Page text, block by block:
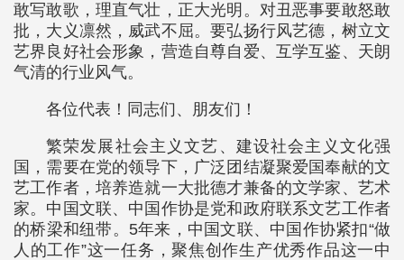
敢写敢歌，理直气壮，正大光明。对丑恶事要敢怒敢
批，大义凛然，威武不屈。要弘扬行风艺德，树立文
艺界良好社会形象，营造自尊自爱、互学互鉴、天朗
气清的行业风气。
各位代表！同志们、朋友们！
繁荣发展社会主义文艺、建设社会主义文化强
国，需要在党的领导下，广泛团结凝聚爱国奉献的文
艺工作者，培养造就一大批德才兼备的文学家、艺术
家。中国文联、中国作协是党和政府联系文艺工作者
的桥梁和纽带。5年来，中国文联、中国作协紧扣“做
人的工作”这一任务，聚焦创作生产优秀作品这一中